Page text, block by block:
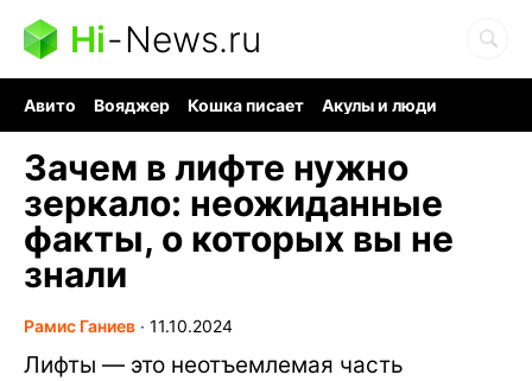
Hi-News.ru
Авито Вояджер Кошка писает
Акулы и люди
Зачем в лифте нужно
зеркало: неожиданные
факты, о которых вы не
знали
Рамис Ганиев ∙ 11.10.2024
Лифты — это неотъемлемая часть